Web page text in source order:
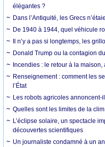
élégantes ?
Dans l’Antiquité, les Grecs
De 1940 à 1944, quel véhicule
Il n’y a pas si longtemps, les
Donald Trump ou la contagion
Incendies : le retour à la
Renseignement : comment les
l’État
Les robots agricoles
Quelles sont les limites de la
L’éclipse solaire, un spectacle
découvertes scientifiques
Un journaliste condamné à un